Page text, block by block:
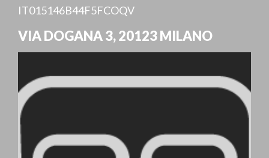
IT015146B44F5FCOQV
VIA DOGANA 3,20123MILANO